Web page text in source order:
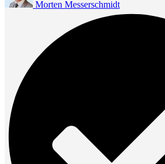
Morten Messerschmidt